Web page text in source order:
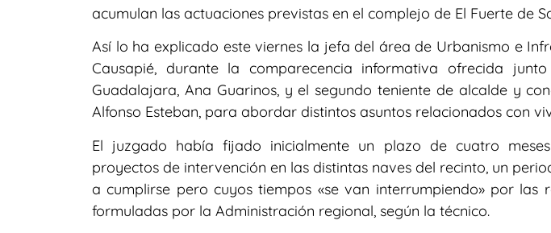
acumulan las actuaciones previstas en el complejo de El Fuerte de
Así lo ha explicado este viernes la jefa del área de Urbanismo e
Causapié, durante la comparecencia informativa ofrecida
Guadalajara, Ana Guarinos, y el segundo teniente de alcalde y
Alfonso Esteban, para abordar distintos asuntos relacionados con
El juzgado había fijado inicialmente un plazo de cuatro
proyectos de intervención en las distintas naves del recinto, un
a cumplirse pero cuyos tiempos «se van interrumpiendo» por las
formuladas por la Administración regional, según la técnico.